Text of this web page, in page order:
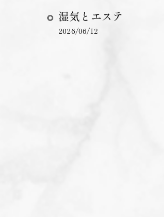
湿気とエステ
2026/06/12